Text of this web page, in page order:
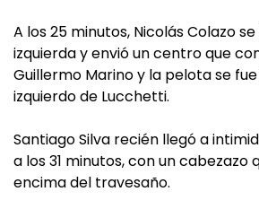
A los 25 minutos, Nicolás Colazo
izquierda y envió un centro que
Guillermo Marino y la pelota se
izquierdo de Lucchetti.
Santiago Silva recién llegó a
a los 31 minutos, con un cabezazo
encima del travesaño.